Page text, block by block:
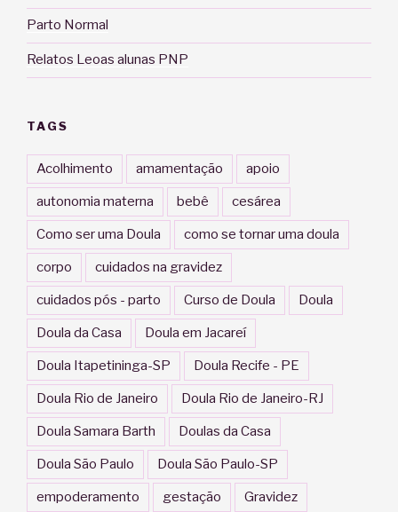
Parto Normal
Relatos Leoas alunas PNP
TAGS
Acolhimento amamentação apoio
autonomia materna bebê cesárea
Como ser uma Doula como se tornar uma doula
corpo cuidados na gravidez
cuidados pós - parto Curso de Doula Doula
Doula da Casa Doula em Jacareí
Doula Itapetininga-SP Doula Recife - PE
Doula Rio de Janeiro Doula Rio de Janeiro-RJ
Doula Samara Barth Doulas da Casa
Doula São Paulo Doula São Paulo-SP
empoderamento gestação Gravidez